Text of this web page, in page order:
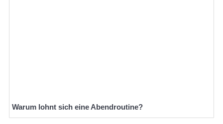
Warum lohnt sich eine Abendroutine?